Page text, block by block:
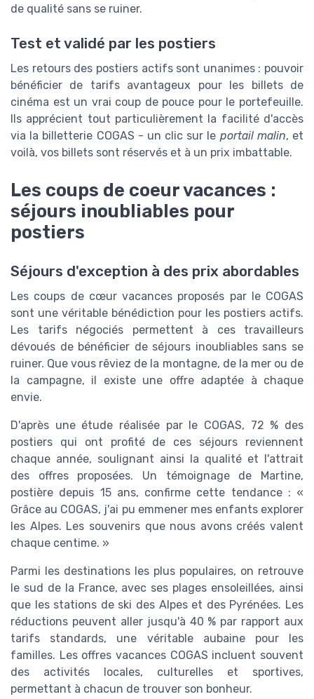
de qualité sans se ruiner.
Test et validé par les postiers
Les retours des postiers actifs sont unanimes : pouvoir
bénéficier de tarifs avantageux pour les billets de
cinéma est un vrai coup de pouce pour le portefeuille.
Ils apprécient tout particulièrement la facilité d'accès
via la billetterie COGAS - un clic sur le portail malin, et
voilà, vos billets sont réservés et à un prix imbattable.
Les coups de coeur vacances :
séjours inoubliables pour
postiers
Séjours d'exception à des prix abordables
Les coups de cœur vacances proposés par le COGAS
sont une véritable bénédiction pour les postiers actifs.
Les tarifs négociés permettent à ces travailleurs
dévoués de bénéficier de séjours inoubliables sans se
ruiner. Que vous rêviez de la montagne, de la mer ou de
la campagne, il existe une offre adaptée à chaque
envie.
D'après une étude réalisée par le COGAS, 72 % des
postiers qui ont profité de ces séjours reviennent
chaque année, soulignant ainsi la qualité et l'attrait
des offres proposées. Un témoignage de Martine,
postière depuis 15 ans, confirme cette tendance : «
Grâce au COGAS, j'ai pu emmener mes enfants explorer
les Alpes. Les souvenirs que nous avons créés valent
chaque centime. »
Parmi les destinations les plus populaires, on retrouve
le sud de la France, avec ses plages ensoleillées, ainsi
que les stations de ski des Alpes et des Pyrénées. Les
réductions peuvent aller jusqu'à 40 % par rapport aux
tarifs standards, une véritable aubaine pour les
familles. Les offres vacances COGAS incluent souvent
des activités locales, culturelles et sportives,
permettant à chacun de trouver son bonheur.